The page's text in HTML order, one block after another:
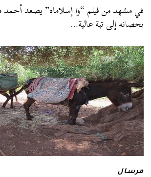
في مشهد من فيلم “وا إسلاماه” يصعد
بحصانه إلى تبة عالية…
مرسال